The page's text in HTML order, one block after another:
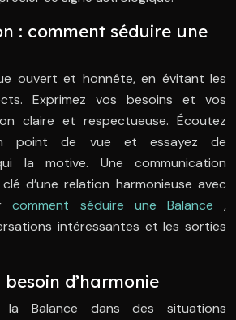
: comment séduire une
ouvert et honnête, en évitant les
Exprimez vos besoins et vos
claire et respectueuse. Écoutez
point de vue et essayez de
la motive. Une communication
d’une relation harmonieuse avec
comment séduire une Balance,
intéressantes et les sorties
d’harmonie
Balance dans des situations